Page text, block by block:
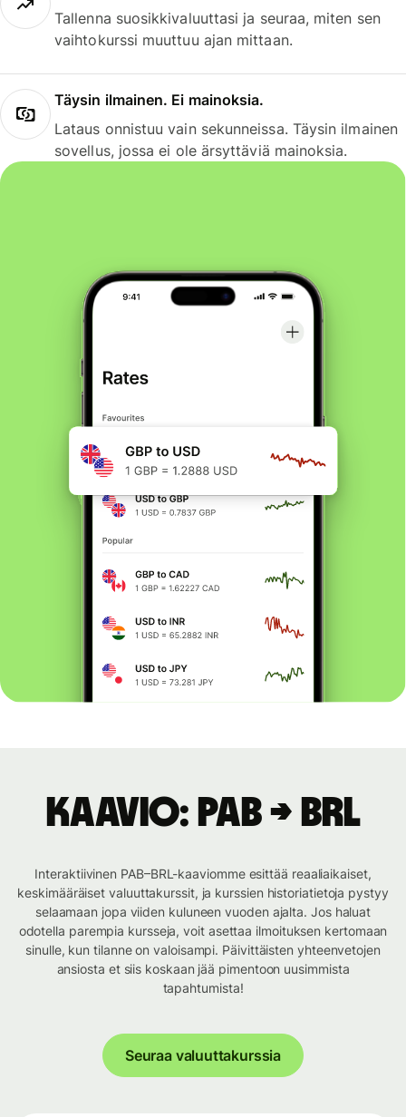
Tallenna suosikkivaluuttasi ja seuraa, miten sen
vaihtokurssi muuttuu ajan mittaan.
Täysin ilmainen. Ei mainoksia.
Lataus onnistuu vain sekunneissa. Täysin ilmainen
sovellus, jossa ei ole ärsyttäviä mainoksia.
Kaavio: PAB → BRL
Interaktiivinen PAB–BRL-kaaviomme esittää reaaliaikaiset,
keskimääräiset valuuttakurssit, ja kurssien historiatietoja pystyy
selaamaan jopa viiden kuluneen vuoden ajalta. Jos haluat
odotella parempia kursseja, voit asettaa ilmoituksen kertomaan
sinulle, kun tilanne on valoisampi. Päivittäisten yhteenvetojen
ansiosta et siis koskaan jää pimentoon uusimmista
tapahtumista!
Seuraa valuuttakurssia